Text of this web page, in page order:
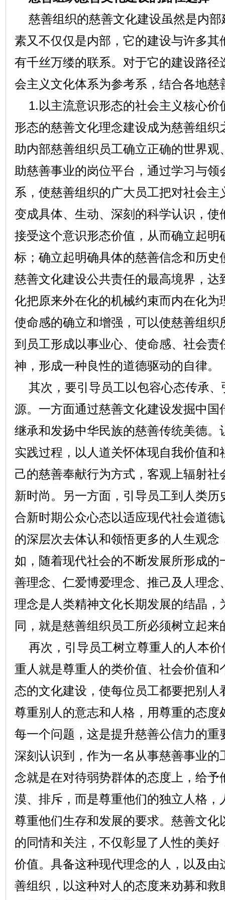
慈善组织的慈善文化建设虽然是内部
素又不仅仅是内部，它的建设与许多其
有千丝万缕的联系。对于它的建设路径
会主义文化体系为参考系，结合各地
1.以主流意识形态的社会主义核心价
形态的慈善文化理念建设成为慈善组织
助内部慈善组织员工确立正确的世界
助慈善事业的岗位平台，通过学习与
系，使慈善组织的广大员工把对社会主
变成具体、生动、深刻的科学认识，使
接受这个意识形态价值，从而确立起明
标；确立起明确具体的慈善信念和历史
慈善文化建设公共责任的最高境界，达
化把原来外在化的机械约束而内在化为
使命感的确立和增强，可以使慈善组织
到员工形成以事业心、使命感、社会责
神，形成一种良性的道德驱动的自律。
其次，要引导员工以包容心态传承、
源。一方面通过慈善文化建设发掘中国
继承和发扬中华民族的慈善传统美德。
实践过程，以人道关怀体现自我价值和
己的慈善奉献行为方式，客观上辐射社
新时尚。另一方面，引导员工到人类历
合新时期公众心态以适应现代社会道德
的深层次去体认和领悟更多的人生观念
如，随着现代社会的不断发展所形成的
善理念、仁爱博爱理念、推己及人理念
理念是人类精神文化长期发展的结晶，
同，就是慈善组织员工所必须树立起来
再次，引导员工树立尊重人的人本价
重人就是尊重人的类价值、社会价值和
态的文化建设，使每位员工都要把别人
尊重别人的意志和人格，用尊重的态度
每一个问题，这是提升慈善公信力的重
深刻认识到，作为一名从事慈善事业的
念就是在对待弱势群体的态度上，给予
漠、排斥，而是尊重他们的独立人格，
尊重他们生存和发展的要求。慈善文化
的同情和关注，不仅彰显了人性的美好
价值。具备这种现代理念的人，以及由
善组织，以这种对人的态度来劝募和救